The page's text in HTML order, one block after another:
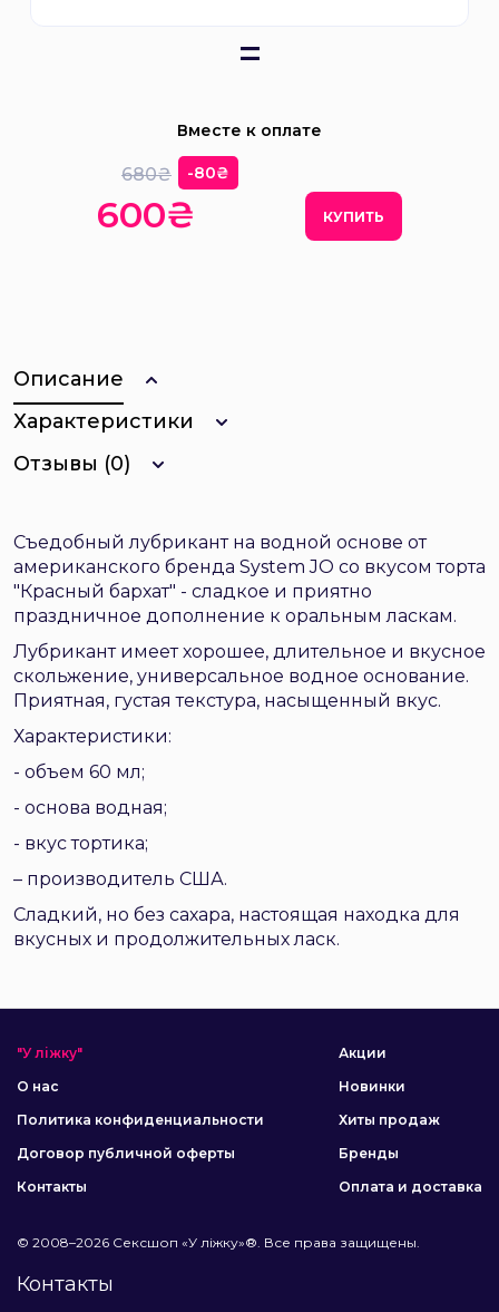
=
Вместе к оплате
680₴ -80₴
600₴ КУПИТЬ
Описание
Характеристики
Отзывы (0)
Съедобный лубрикант на водной основе от
американского бренда System JO со вкусом торта
"Красный бархат" - сладкое и приятно
праздничное дополнение к оральным ласкам.
Лубрикант имеет хорошее, длительное и вкусное
скольжение, универсальное водное основание.
Приятная, густая текстура, насыщенный вкус.
Характеристики:
- объем 60 мл;
- основа водная;
- вкус тортика;
– производитель США.
Сладкий, но без сахара, настоящая находка для
вкусных и продолжительных ласк.
"У ліжку"
О нас
Политика конфиденциальности
Договор публичной оферты
Контакты
Акции
Новинки
Хиты продаж
Бренды
Оплата и доставка
© 2008–2026 Сексшоп «У ліжку»®. Все права защищены.
Контакты